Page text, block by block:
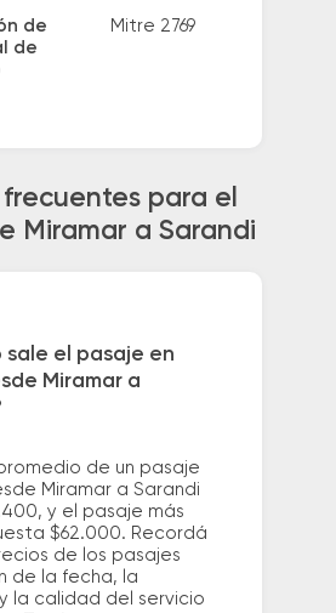
de
de
Mitre 2769
para el
Miramar a Sarandi
sale el pasaje en
Miramar a
de un pasaje
Miramar a Sarandi
y el pasaje más
$62.000. Recordá
de los pasajes
de la fecha, la
la calidad del servicio